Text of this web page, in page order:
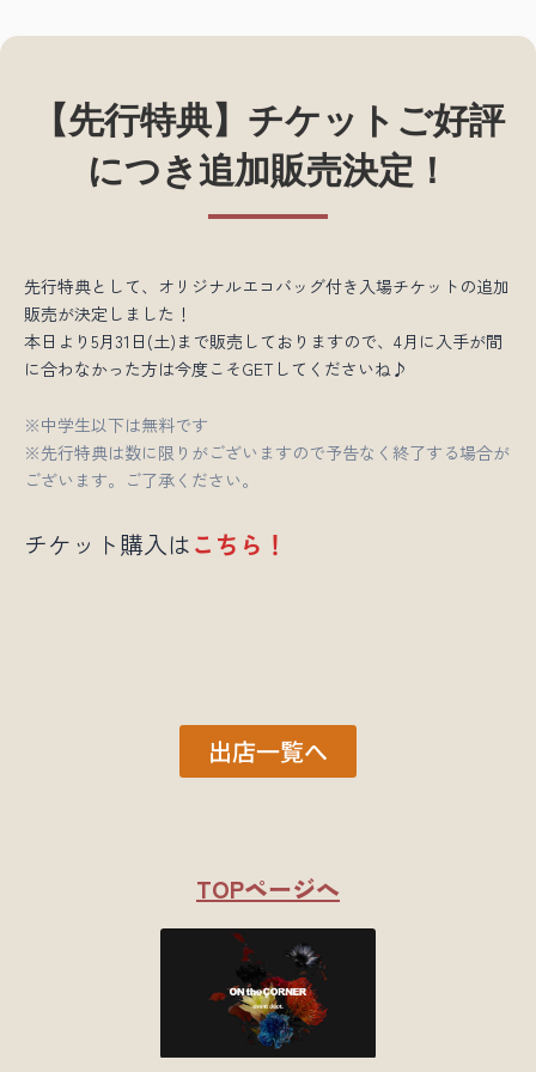
【先行特典】チケットご好評
につき追加販売決定！
先行特典として、オリジナルエコバッグ付き入場チケットの追加
販売が決定しました！
本日より5月31日(土)まで販売しておりますので、4月に入手が間
に合わなかった方は今度こそGETしてくださいね♪
※中学生以下は無料です
※先行特典は数に限りがございますので予告なく終了する場合が
ございます。ご了承ください。
チケット購入はこちら！
出店一覧へ
TOPページへ